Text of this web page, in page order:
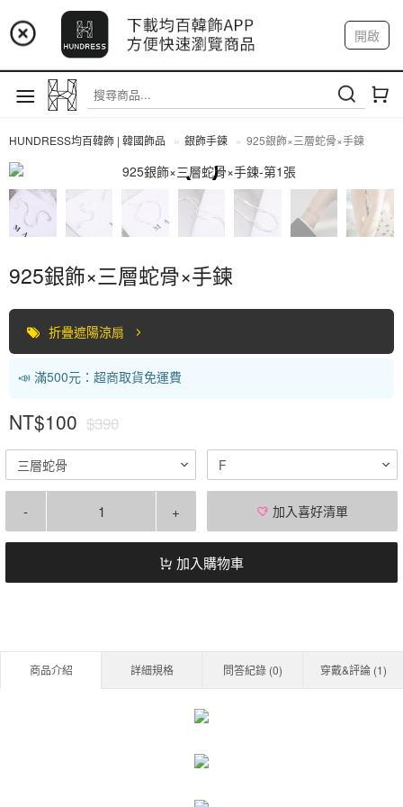
📢 市集預告：9/4-9/6 淡水捷運站
📢 市集預告：9/12-9/13 八里海巡基地
📢 市集預告：8/22-8/23 桃園青埔置地廣場
開啟
註冊 我的帳戶
HUNDRESS均百韓飾 | 韓國飾品 銀飾手鍊 925銀飾×三層蛇骨×手鍊
全部商品
925銀飾×三層蛇骨×手鍊
折疊遮陽涼扇
📣 滿500元：超商取貨免運費
NT$100 $390
三層蛇骨 F
- + 加入喜好清單
加入購物車
商品介紹 詳細規格 問答紀錄 (0) 穿戴&評論 (1)